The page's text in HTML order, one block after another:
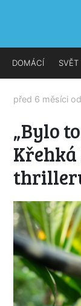
DOMÁCÍ SVĚT
před 6 měsíci od
„Bylo